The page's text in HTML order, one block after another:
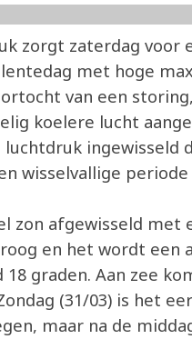
zorgt zaterdag voor
met hoge
van een
koelere lucht
ingewisseld
wisselvallige
zon afgewisseld met
en het wordt een
graden. Aan zee
(31/03) is het
maar na de